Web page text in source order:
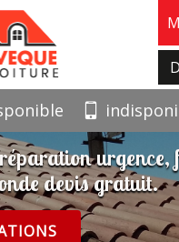
urgence,
devis gratuit.